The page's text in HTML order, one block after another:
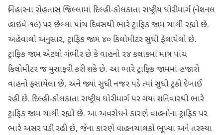
બિહારના રોહતાસ જિલ્લામાં દિલ્હી-કોલકાતા રાષ્ટ્રીય ધોરીમાર્ગ (નેશનલ
હાઇવે-૧૯) પર છેલ્લા પાંચ દિવસથી ભારે ટ્રાફિક જામ ચાલી રહ્યો છે.
અહેવાલો અનુસાર, ટ્રાફિક જામ ૪૦ કિલોમીટર સુધી ફેલાયેલો છે.
ટ્રાફિક જામ એટલો ગંભીર છે કે વાહનો ૨૪ કલાકમાં માત્ર પાંચ
કિલોમીટર જ મુસાફરી કરી શકે છે. આ ભારે ટ્રાફિક જામમાં હજારો
વાહનો ફસાયેલા છે, અને જ્યાં સુધી નજર પડે ત્યાં સુધી ટ્રકો દેખાઈ
રહી છે. દિલ્હી-કોલકાતા રાષ્ટ્રીય ધોરીમાર્ગ પર ગયા શનિવારથી ભારે
ટ્રાફિક જામ ચાલી રહ્યો છે. આ અવરોધને કારણે વાહનોના ટ્રાફિક પર
ભારે અસર પડી રહી છે, જેના કારણે વાહનચાલકો ભૂખ્યા અને તરસ્યા